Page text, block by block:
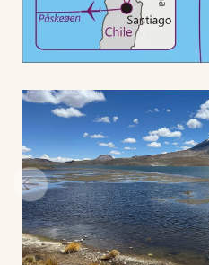
kan vi se det dybe krater af
frodig vegetation og en
I den ceremonielle landsby
uddøde fuglemandskultur.
relieffer af mænd med
Vi ser stenbruddet Ranu
hugget ud. Og kan vælge at
stemning med en
sandstrand, inden vi siger